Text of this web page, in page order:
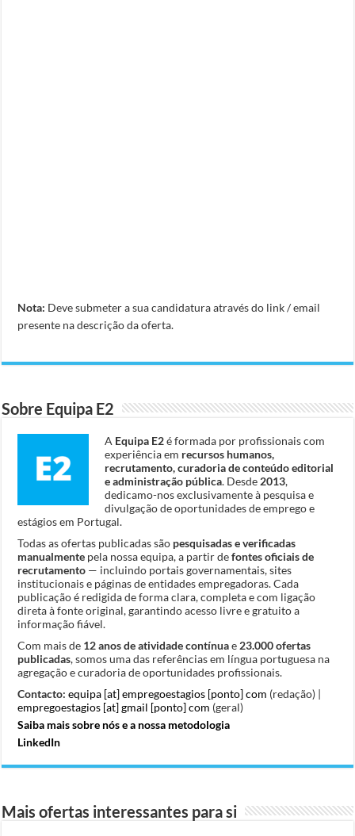
Nota: Deve submeter a sua candidatura através do link / email
presente na descrição da oferta.
Sobre Equipa E2
A Equipa E2é formada por profissionais com
experiência em recursos humanos,
recrutamento, curadoria de conteúdo editorial
e administração pública. Desde 2013,
dedicamo-nos exclusivamente à pesquisa e
divulgação de oportunidades de emprego e
estágios em Portugal.
Todas as ofertas publicadas são pesquisadas e verificadas
manualmente pela nossa equipa, a partir defontes oficiais de
recrutamento — incluindo portais governamentais, sites
institucionais e páginas de entidades empregadoras. Cada
publicação é redigida de forma clara, completa e com ligação
direta à fonte original, garantindo acesso livre e gratuito a
informação fiável.
Com mais de 12 anos de atividade contínuae 23.000 ofertas
publicadas, somos uma das referências em língua portuguesa na
agregação e curadoria de oportunidades profissionais.
Contacto: equipa [at] empregoestagios [ponto] com (redação) |
empregoestagios [at] gmail [ponto] com (geral)
Saiba mais sobre nós e a nossa metodologia
LinkedIn
Mais ofertas interessantes para si